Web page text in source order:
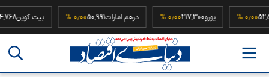
۰٫۰۰ % یورو217,300۰٫۰۰ % درهم امارات50,991۰٫۰۰ % بیت